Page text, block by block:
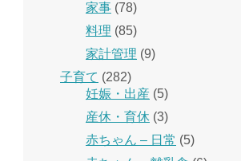
家事 (78)
料理 (85)
家計管理 (9)
子育て (282)
妊娠・出産 (5)
産休・育休 (3)
赤ちゃん – 日常 (5)